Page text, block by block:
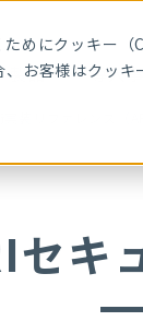
めにクッキー（
お客様はクッキ
製品 導入
実装リファレンス（
セキ